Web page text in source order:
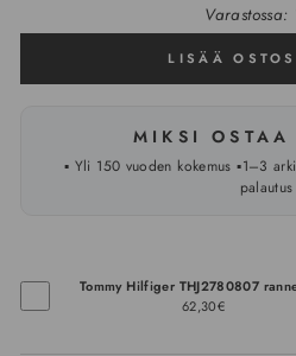
Varastossa:
LISÄÄ
MIKSI OSTAA
▪️ Yli 150 vuoden kokemus ▪️1–3
palautus
Tommy Hilfiger THJ2780807
62,30€